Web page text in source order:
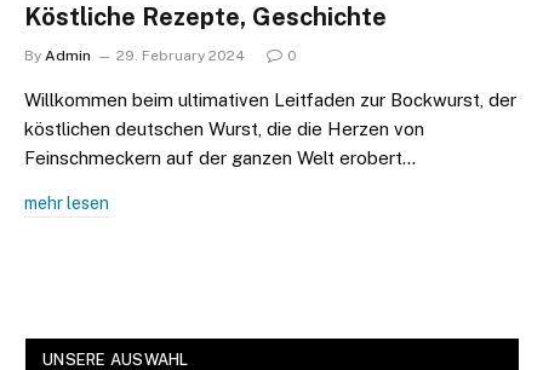
Köstliche Rezepte, Geschichte
By Admin 29. February 2024 0
Willkommen beim ultimativen Leitfaden zur Bockwurst, der
köstlichen deutschen Wurst, die die Herzen von
Feinschmeckern auf der ganzen Welt erobert…
mehr lesen
UNSERE AUSWAHL